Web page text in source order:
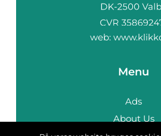
web:
Menu
Ads
About Us